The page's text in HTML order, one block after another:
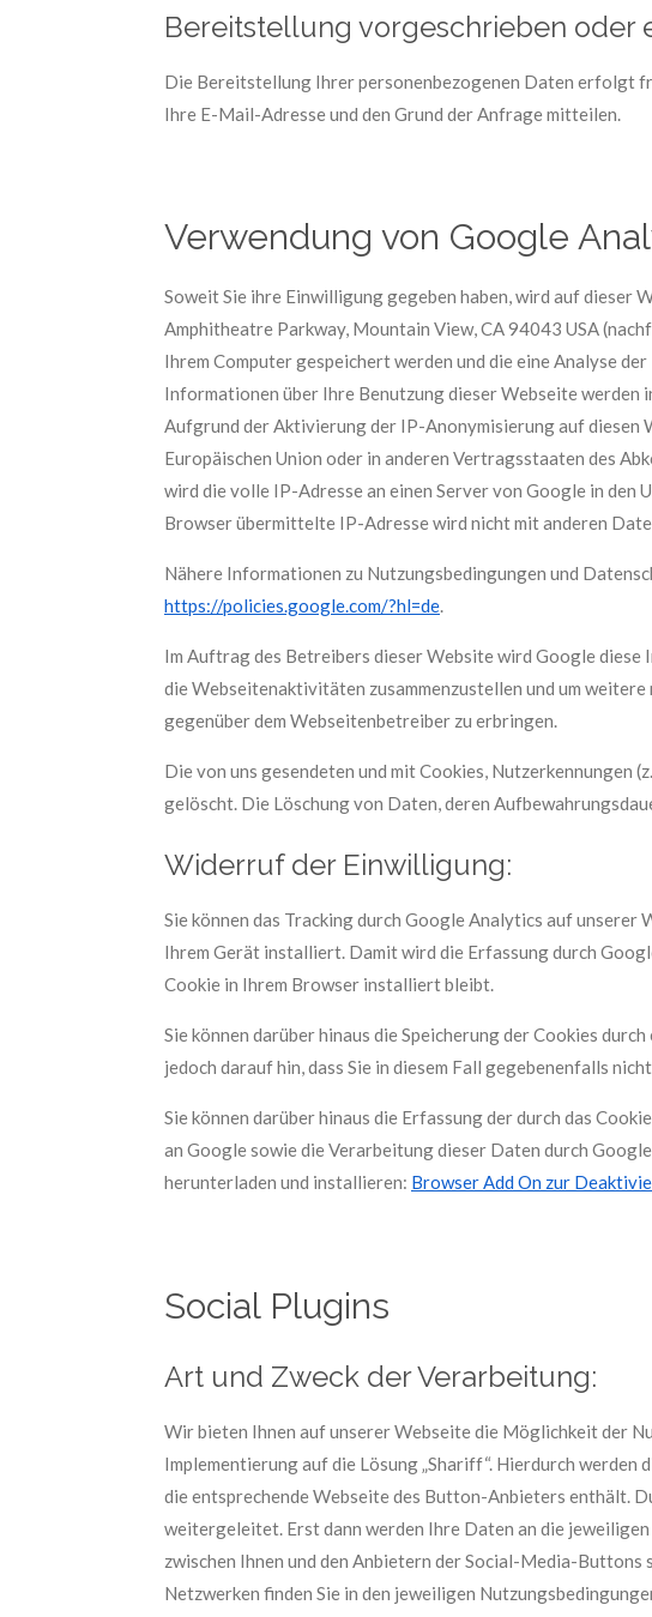
Bereitstellung vorgeschrieben oder
Die Bereitstellung Ihrer personenbezogenen Daten erfolgt
Ihre E-Mail-Adresse und den Grund der Anfrage mitteilen.
Verwendung von Google
Soweit Sie ihre Einwilligung gegeben haben, wird auf dieser
Amphitheatre Parkway, Mountain View, CA 94043 USA
Ihrem Computer gespeichert werden und die eine Analyse
Informationen über Ihre Benutzung dieser Webseite werden
Aufgrund der Aktivierung der IP-Anonymisierung auf
Europäischen Union oder in anderen Vertragsstaaten des
wird die volle IP-Adresse an einen Server von Google in den
Browser übermittelte IP-Adresse wird nicht mit anderen
Nähere Informationen zu Nutzungsbedingungen und
https://policies.google.com/?hl=de.
Im Auftrag des Betreibers dieser Website wird Google diese
die Webseitenaktivitäten zusammenzustellen und um
gegenüber dem Webseitenbetreiber zu erbringen.
Die von uns gesendeten und mit Cookies,
gelöscht. Die Löschung von Daten, deren
Widerruf der Einwilligung:
Sie können das Tracking durch Google Analytics auf unserer
Ihrem Gerät installiert. Damit wird die Erfassung durch
Cookie in Ihrem Browser installiert bleibt.
Sie können darüber hinaus die Speicherung der Cookies
jedoch darauf hin, dass Sie in diesem Fall gegebenenfalls
Sie können darüber hinaus die Erfassung der durch das
an Google sowie die Verarbeitung dieser Daten durch
herunterladen und installieren: Browser Add On zur
Social Plugins
Art und Zweck der Verarbeitung:
Wir bieten Ihnen auf unserer Webseite die Möglichkeit der
Implementierung auf die Lösung „Shariff“. Hierdurch
die entsprechende Webseite des Button-Anbieters enthält.
weitergeleitet. Erst dann werden Ihre Daten an die
zwischen Ihnen und den Anbietern der Social-Media-
Netzwerken finden Sie in den jeweiligen